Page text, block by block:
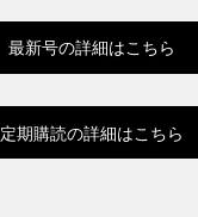
最新号の詳細はこちら
定期購読の詳細はこちら